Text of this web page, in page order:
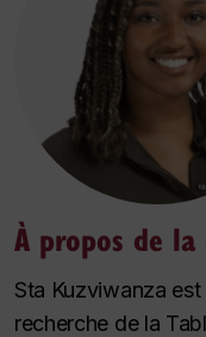
À propos de la
Sta Kuzviwanza
recherche de la